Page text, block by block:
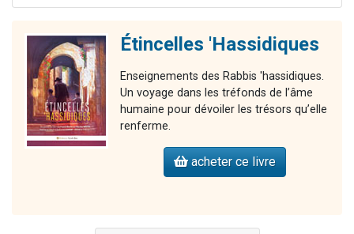
Étincelles 'Hassidiques
Enseignements des Rabbis 'hassidiques.
Un voyage dans les tréfonds de l’âme
humaine pour dévoiler les trésors qu’elle
renferme.
acheter ce livre